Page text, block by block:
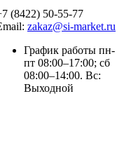
(8422) 50-55-77
zakaz@si-market.ru
График работы пн-
пт 08:00–17:00; сб
08:00–14:00. Вс:
Выходной